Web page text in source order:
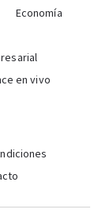
Economía
en vivo